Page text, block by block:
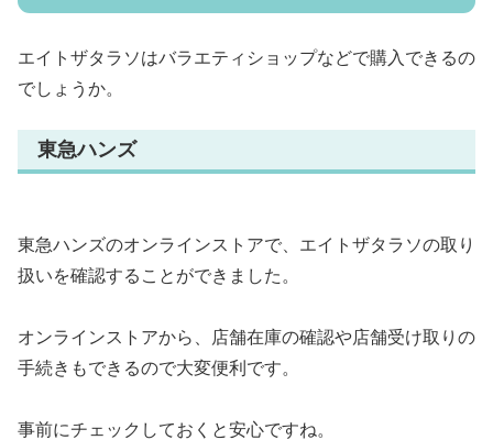
エイトザタラソはバラエティショップなどで購入できるの
でしょうか。
東急ハンズ
東急ハンズのオンラインストアで、エイトザタラソの取り
扱いを確認することができました。
オンラインストアから、店舗在庫の確認や店舗受け取りの
手続きもできるので大変便利です。
事前にチェックしておくと安心ですね。